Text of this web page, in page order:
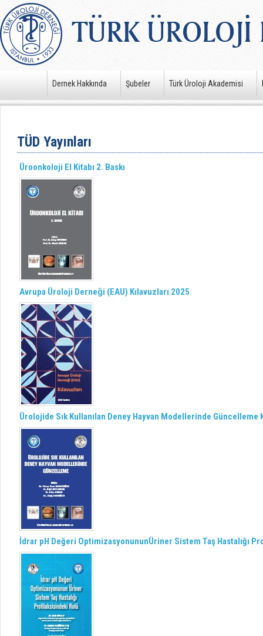
Dernek Hakkında Şubeler Türk Üroloji Akademisi
TÜD Yayınları
Üroonkoloji El Kitabı 2. Baskı
Avrupa Üroloji Derneği (EAU) Kılavuzları 2025
Ürolojide Sık Kullanılan Deney Hayvan Modellerinde Güncelleme
İdrar pH Değeri OptimizasyonununÜriner Sistem Taş Hastalığı